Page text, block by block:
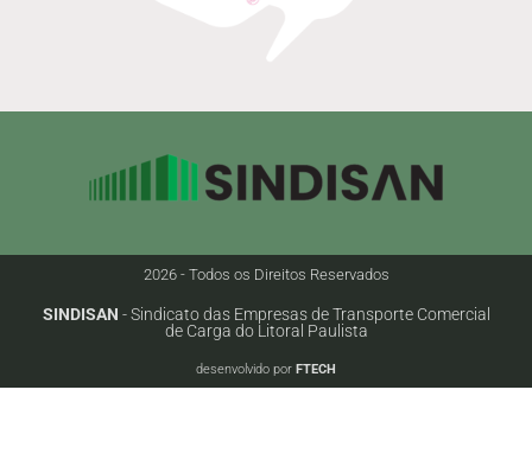
2026 - Todos os Direitos Reservados
SINDISAN - Sindicato das Empresas de Transporte Comercial
de Carga do Litoral Paulista
desenvolvido por FTECH